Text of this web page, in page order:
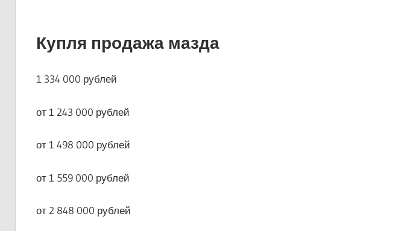
Купля продажа мазда
1 334 000 рублей
от 1 243 000 рублей
от 1 498 000 рублей
от 1 559 000 рублей
от 2 848 000 рублей